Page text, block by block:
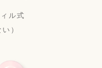
ル式
）